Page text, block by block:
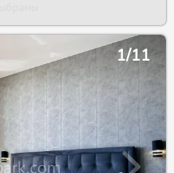
1/11